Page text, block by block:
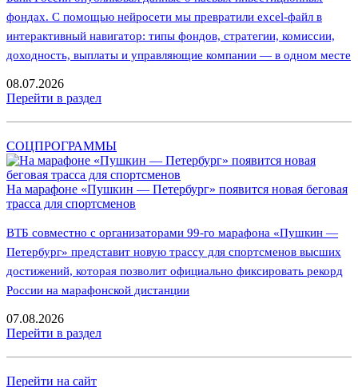
фондах. С помощью нейросети мы превратили excel-файл в
интерактивный навигатор: типы фондов, стратегии, комиссии,
доходность, выплаты и управляющие компании — в одном месте
08.07.2026
Перейти в раздел
СОЦПРОГРАММЫ
На марафоне «Пушкин — Петербург» появится новая беговая
трасса для спортсменов
ВТБ совместно с организаторами 99-го марафона «Пушкин —
Петербург» представит новую трассу для спортсменов высших
достижений, которая позволит официально фиксировать рекорд
России на марафонской дистанции
07.08.2026
Перейти в раздел
Перейти на сайт